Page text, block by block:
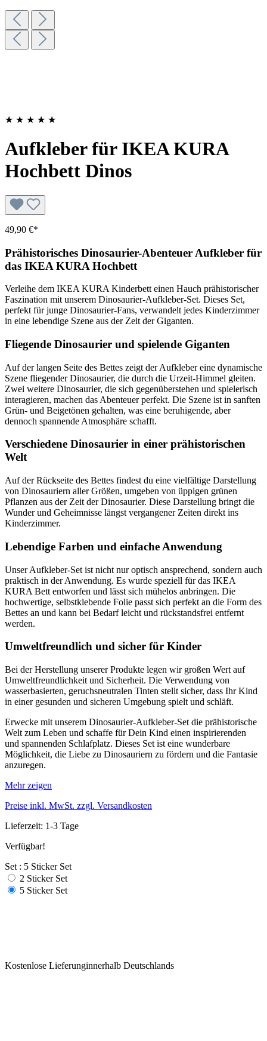
★ ★ ★ ★ ★
Aufkleber für IKEA KURA
Hochbett Dinos
49,90 €*
Prähistorisches Dinosaurier-Abenteuer Aufkleber für
das IKEA KURA Hochbett
Verleihe dem IKEA KURA Kinderbett einen Hauch prähistorischer
Faszination mit unserem Dinosaurier-Aufkleber-Set. Dieses Set,
perfekt für junge Dinosaurier-Fans, verwandelt jedes Kinderzimmer
in eine lebendige Szene aus der Zeit der Giganten.
Fliegende Dinosaurier und spielende Giganten
Auf der langen Seite des Bettes zeigt der Aufkleber eine dynamische
Szene fliegender Dinosaurier, die durch die Urzeit-Himmel gleiten.
Zwei weitere Dinosaurier, die sich gegenüberstehen und spielerisch
interagieren, machen das Abenteuer perfekt. Die Szene ist in sanften
Grün- und Beigetönen gehalten, was eine beruhigende, aber
dennoch spannende Atmosphäre schafft.
Verschiedene Dinosaurier in einer prähistorischen
Welt
Auf der Rückseite des Bettes findest du eine vielfältige Darstellung
von Dinosauriern aller Größen, umgeben von üppigen grünen
Pflanzen aus der Zeit der Dinosaurier. Diese Darstellung bringt die
Wunder und Geheimnisse längst vergangener Zeiten direkt ins
Kinderzimmer.
Lebendige Farben und einfache Anwendung
Unser Aufkleber-Set ist nicht nur optisch ansprechend, sondern auch
praktisch in der Anwendung. Es wurde speziell für das IKEA
KURA Bett entworfen und lässt sich mühelos anbringen. Die
hochwertige, selbstklebende Folie passt sich perfekt an die Form des
Bettes an und kann bei Bedarf leicht und rückstandsfrei entfernt
werden.
Umweltfreundlich und sicher für Kinder
Bei der Herstellung unserer Produkte legen wir großen Wert auf
Umweltfreundlichkeit und Sicherheit. Die Verwendung von
wasserbasierten, geruchsneutralen Tinten stellt sicher, dass Ihr Kind
in einer gesunden und sicheren Umgebung spielt und schläft.
Erwecke mit unserem Dinosaurier-Aufkleber-Set die prähistorische
Welt zum Leben und schaffe für Dein Kind einen inspirierenden
und spannenden Schlafplatz. Dieses Set ist eine wunderbare
Möglichkeit, die Liebe zu Dinosauriern zu fördern und die Fantasie
anzuregen.
Mehr zeigen
Preise inkl. MwSt. zzgl. Versandkosten
Lieferzeit: 1-3 Tage
Verfügbar!
Set : 5 Sticker Set
2 Sticker Set
5 Sticker Set
Kostenlose Lieferunginnerhalb Deutschlands